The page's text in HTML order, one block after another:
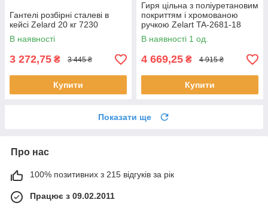
Гантелі розбірні сталеві в
кейсі Zelard 20 кг 7230
В наявності
3 272,75 ₴ 3 445 ₴
Купити
Гиря цільна з поліуретановим
покриттям і хромованою
ручкою Zelart TA-2681-18
вага 18кг чорний
В наявності 1 од.
4 669,25 ₴ 4 915 ₴
Купити
Показати ще
Про нас
100% позитивних з 215 відгуків за рік
Працює з 09.02.2011